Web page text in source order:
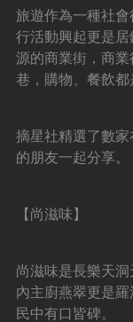
旅遊作為一種社
行活動興起更是
源的商業街，商
巷，購物、餐飲都
摘星社精選了數
的朋友一起分享。
【尚滋味】
尚滋味是長樂天
內主廚燕翠更是
民中有口皆碑。